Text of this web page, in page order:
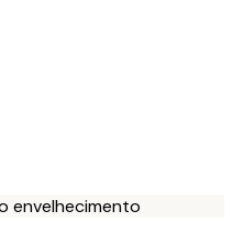
envelhecimento